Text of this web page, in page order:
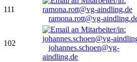
111
ramona.rott@vg-
102
johannes.schoen@vg-
aindling.de